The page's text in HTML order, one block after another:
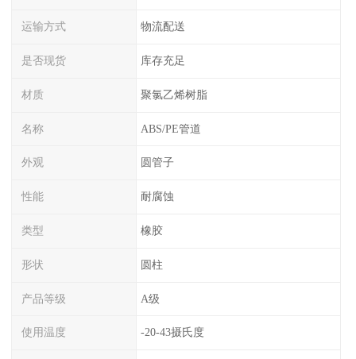
运输方式 物流配送
是否现货 库存充足
材质 聚氯乙烯树脂
名称 ABS/PE管道
外观 圆管子
性能 耐腐蚀
类型 橡胶
形状 圆柱
产品等级 A级
使用温度 -20-43摄氏度